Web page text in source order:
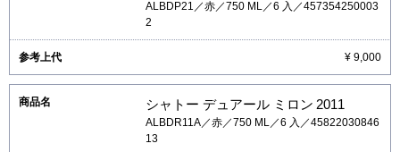
ALBDP21／赤／750 ML／6 入／457354250003
2
¥ 9,000
シャトー デュアール ミロン 2011
ALBDR11A／赤／750 ML／6 入／45822030846
13